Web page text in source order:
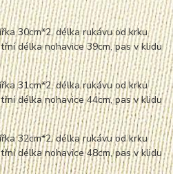
30cm*2, délka rukávu od krku
délka nohavice 39cm, pas v klidu
31cm*2, délka rukávu od krku
délka nohavice 44cm, pas v klidu
32cm*2, délka rukávu od krku
délka nohavice 48cm, pas v klidu